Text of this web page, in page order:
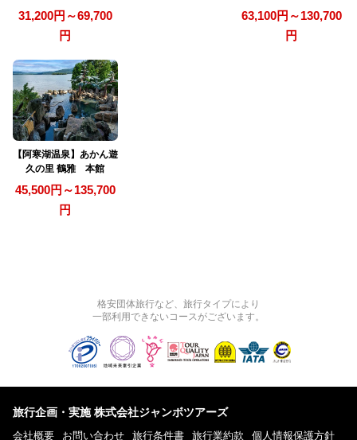
31,200円～69,700
円
63,100円～130,700
円
【阿寒湖温泉】あかん遊
久の里 鶴雅 本館
45,500円～135,700
円
格安団体旅行など、旅行タイプにより
一部利用できないコースがございます。
旅行企画・実施 株式会社ジャンボツアーズ
会社概要 お問い合わせ 旅行条件書 旅行業約款 個人情報保護方針